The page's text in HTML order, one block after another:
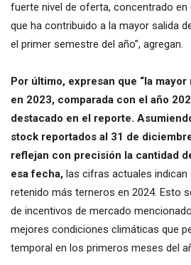
fuerte nivel de oferta, concentrado
que ha contribuido a la mayor salida
el primer semestre del año”, agregan.
Por último, expresan que “la
en 2023, comparada con el año
destacado en el reporte.
stock reportados al 31 de
reflejan con precisión la cantidad
esa fecha, las cifras actuales
retenido más terneros en 2024. Esto
de incentivos de mercado
mejores condiciones climáticas que
temporal en los primeros meses del